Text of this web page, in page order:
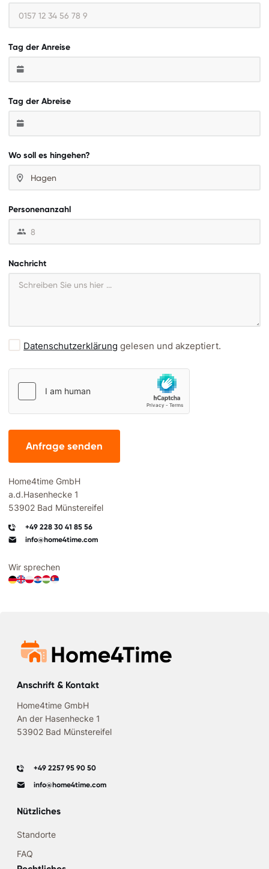
Tag der Anreise
Tag der Abreise
Wo soll es hingehen?
Personenanzahl
Nachricht
Datenschutzerklärung gelesen und akzeptiert.
Anfrage senden
Home4time GmbH
a.d.Hasenhecke 1
53902 Bad Münstereifel
+49 228 30 41 85 56
info@home4time.com
Wir sprechen
Anschrift & Kontakt
Home4time GmbH
An der Hasenhecke 1
53902 Bad Münstereifel
+49 2257 95 90 50
info@home4time.com
Nützliches
Standorte
FAQ